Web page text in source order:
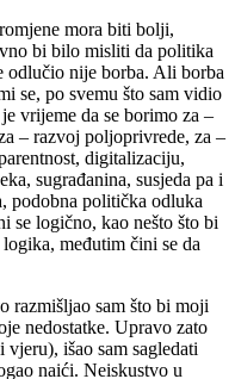
mora biti bolji,
bi bilo misliti da politika
odlučio nije borba. Ali borba
se, po svemu što sam vidio
vrijeme da se borimo za –
– razvoj poljoprivrede, za –
digitalizaciju,
sugrađanina, susjeda pa i
podobna politička odluka
se logično, kao nešto što bi
međutim čini se da
razmišljao sam što bi moji
nedostatke. Upravo zato
išao sam sagledati
naići. Neiskustvo u